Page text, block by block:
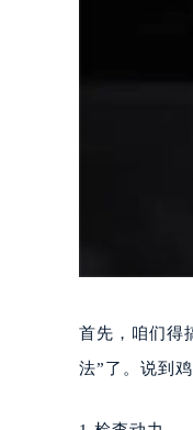
首先，咱们得
法”了。说到